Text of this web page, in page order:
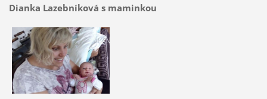
Dianka Lazebníková s maminkou